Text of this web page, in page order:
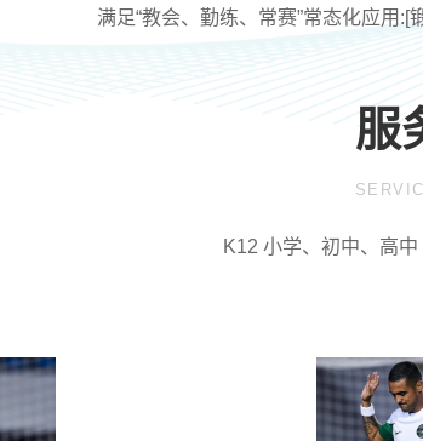
满足“教会、勤练、常赛”常态化应用
服
K12 小学、初中、高